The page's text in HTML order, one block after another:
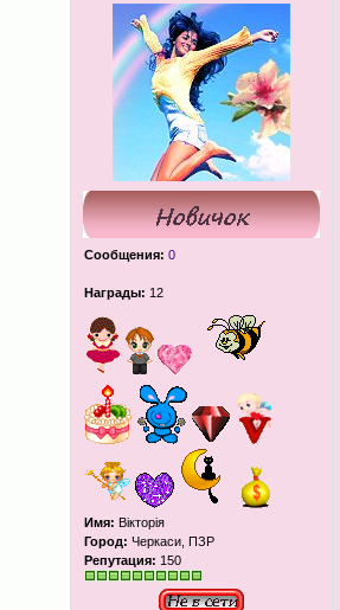
Сообщения: 0
Награды: 12
Имя: Вікторія
Город: Черкаси, ПЗР
Репутация: 150